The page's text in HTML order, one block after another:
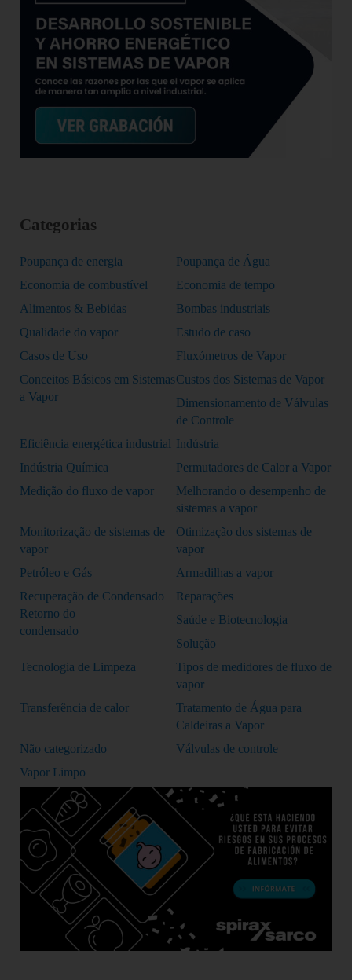
Categorias
Poupança de energia
Poupança de Água
Economia de combustível
Economia de tempo
Alimentos & Bebidas
Bombas industriais
Qualidade do vapor
Estudo de caso
Casos de Uso
Fluxómetros de Vapor
Conceitos Básicos em Sistemas
a Vapor
Custos dos Sistemas de Vapor
Dimensionamento de Válvulas
de Controle
Eficiência energética industrial Indústria
Indústria Química
Permutadores de Calor a Vapor
Medição do fluxo de vapor
Melhorando o desempenho de
sistemas a vapor
Monitorização de sistemas de
vapor
Otimização dos sistemas de
vapor
Petróleo e Gás
Armadilhas a vapor
Recuperação de Condensado
Retorno do
condensado
Reparações
Saúde e Biotecnologia
Solução
Tecnologia de Limpeza
Tipos de medidores de fluxo de
vapor
Transferência de calor
Tratamento de Água para
Caldeiras a Vapor
Não categorizado
Válvulas de controle
Vapor Limpo